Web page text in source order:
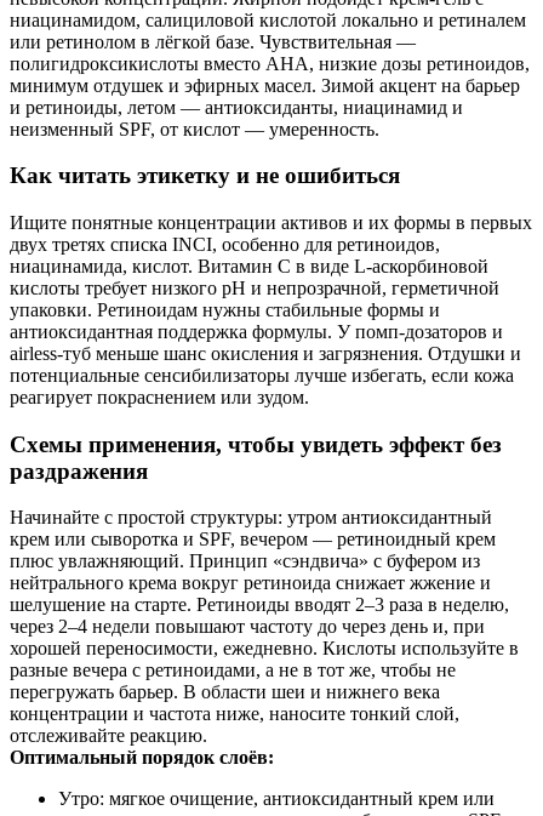
ниацинамидом, салициловой кислотой локально и ретиналем
или ретинолом в лёгкой базе. Чувствительная —
полигидроксикислоты вместо AHA, низкие дозы ретиноидов,
минимум отдушек и эфирных масел. Зимой акцент на барьер
и ретиноиды, летом — антиоксиданты, ниацинамид и
неизменный SPF, от кислот — умеренность.
Как читать этикетку и не ошибиться
Ищите понятные концентрации активов и их формы в первых
двух третях списка INCI, особенно для ретиноидов,
ниацинамида, кислот. Витамин С в виде L-аскорбиновой
кислоты требует низкого pH и непрозрачной, герметичной
упаковки. Ретиноидам нужны стабильные формы и
антиоксидантная поддержка формулы. У помп-дозаторов и
airless-туб меньше шанс окисления и загрязнения. Отдушки и
потенциальные сенсибилизаторы лучше избегать, если кожа
реагирует покраснением или зудом.
Схемы применения, чтобы увидеть эффект без
раздражения
Начинайте с простой структуры: утром антиоксидантный
крем или сыворотка и SPF, вечером — ретиноидный крем
плюс увлажняющий. Принцип «сэндвича» с буфером из
нейтрального крема вокруг ретиноида снижает жжение и
шелушение на старте. Ретиноиды вводят 2–3 раза в неделю,
через 2–4 недели повышают частоту до через день и, при
хорошей переносимости, ежедневно. Кислоты используйте в
разные вечера с ретиноидами, а не в тот же, чтобы не
перегружать барьер. В области шеи и нижнего века
концентрации и частота ниже, наносите тонкий слой,
отслеживайте реакцию.
Оптимальный порядок слоёв:
Утро: мягкое очищение, антиоксидантный крем или